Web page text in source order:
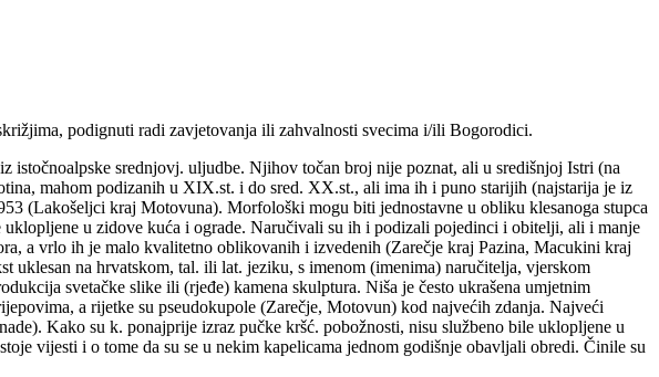
podignuti radi zavjetovanja ili zahvalnosti svecima i/ili Bogorodici.
srednjovj. uljudbe. Njihov točan broj nije poznat, ali u središnjoj Istri (na
mahom podizanih u XIX.st. i do sred. XX.st., ali ima ih i puno starijih (najstarija je iz
(Lakošeljci kraj Motovuna). Morfološki mogu biti jednostavne u obliku klesanoga stupca
u zidove kuća i ograde. Naručivali su ih i podizali pojedinci i obitelji, ali i manje
a vrlo ih je malo kvalitetno oblikovanih i izvedenih (Zarečje kraj Pazina, Macukini kraj
uklesan na hrvatskom, tal. ili lat. jeziku, s imenom (imenima) naručitelja, vjerskom
svetačke slike ili (rjeđe) kamena skulptura. Niša je često ukrašena umjetnim
a rijetke su pseudokupole (Zarečje, Motovun) kod najvećih zdanja. Najveći
Kako su k. ponajprije izraz pučke kršć. pobožnosti, nisu službeno bile uklopljene u
vijesti i o tome da su se u nekim kapelicama jednom godišnje obavljali obredi. Činile su